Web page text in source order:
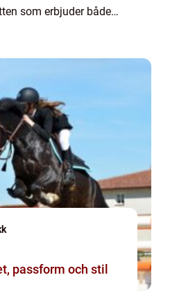
som erbjuder både